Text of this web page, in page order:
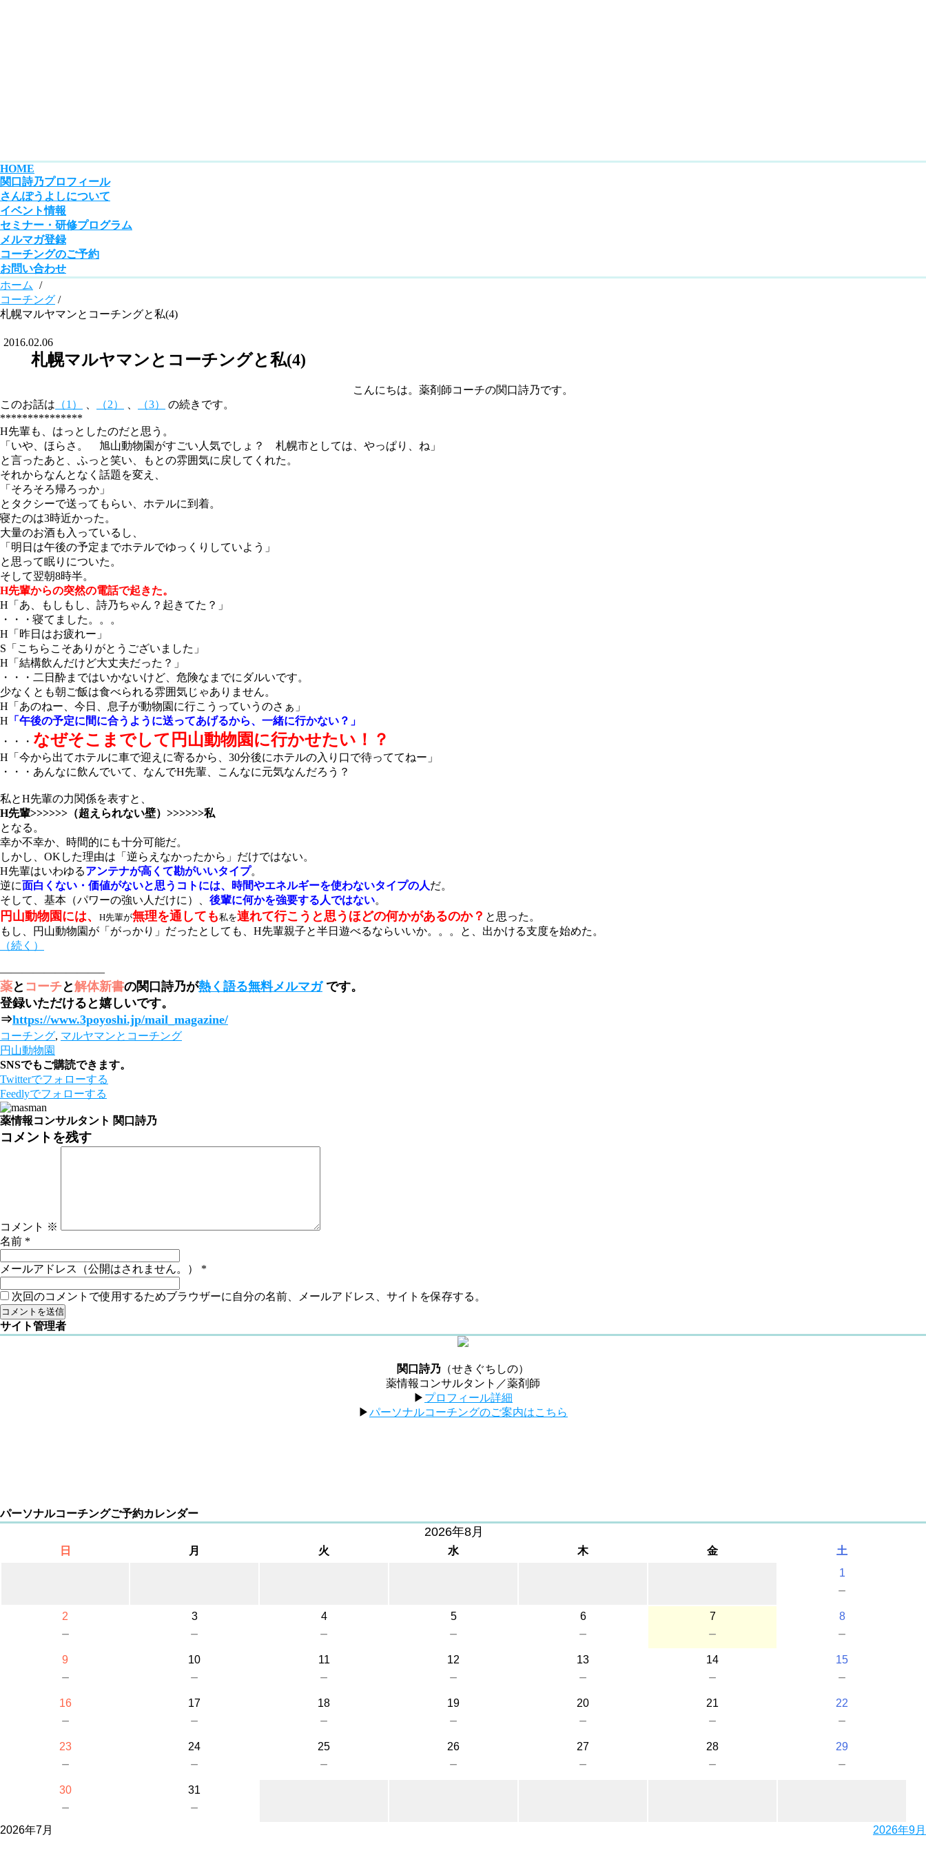
HOME
関口詩乃プロフィール
さんぽうよしについて
イベント情報
セミナー・研修プログラム
メルマガ登録
コーチングのご予約
お問い合わせ
ホーム
/
コーチング /
札幌マルヤマンとコーチングと私(4)
2016.02.06
札幌マルヤマンとコーチングと私(4)
こんにちは。薬剤師コーチの関口詩乃です。
このお話は （1） （2） （3）
の続きです。
***************
H先輩も、はっとしたのだと思う。
「いや、ほらさ。 旭山動物園がすごい人気でしょ？ 札幌市としては、やっぱり、ね」
と言ったあと、ふっと笑い、もとの雰囲気に戻してくれた。
それからなんとなく話題を変え、
「そろそろ帰ろっか」
とタクシーで送ってもらい、ホテルに到着。
寝たのは3時近かった。
大量のお酒も入っているし、
「明日は午後の予定までホテルでゆっくりしていよう」
と思って眠りについた。
そして翌朝8時半。
H先輩からの突然の電話で起きた。
H「あ、もしもし、詩乃ちゃん？起きてた？」
・・・寝てました。。。
H「昨日はお疲れー」
S「こちらこそありがとうございました」
H「結構飲んだけど大丈夫だった？」
・・・二日酔まではいかないけど、危険なまでにダルいです。
少なくとも朝ご飯は食べられる雰囲気じゃありません。
H「あのねー、今日、息子が動物園に行こうっていうのさぁ」
H 「午後の予定に間に合うように送ってあげるから、一緒に行かない？」
・・・ なぜそこまでして円山動物園に行かせたい！？
H「今から出てホテルに車で迎えに寄るから、30分後にホテルの入り口で待っててねー」
・・・あんなに飲んでいて、なんでH先輩、こんなに元気なんだろう？
私とH先輩の力関係を表すと、
H先輩>>>>>>（超えられない壁）>>>>>>私
となる。
幸か不幸か、時間的にも十分可能だ。
しかし、OKした理由は「逆らえなかったから」だけではない。
H先輩はいわゆるアンテナが高くて勘がいいタイプ。
逆に面白くない・価値がないと思うコトには、時間やエネルギーを使わないタイプの人だ。
そして、基本（パワーの強い人だけに）、 後輩に何かを強要する人ではない。
円山動物園には、 H先輩が無理を通しても私を連れて行こうと思うほどの何かがあるのか？ と思った。
もし、円山動物園が「がっかり」だったとしても、H先輩親子と半日遊べるならいいか。。。と、出かける支度を始めた。
（続く）
—————————–
薬と コーチと解体新書の関口詩乃が熱く語る無料メルマガです。
登録いただけると嬉しいです。
⇒https://www.3poyoshi.jp/mail_magazine/
コーチング, マルヤマンとコーチング
円山動物園
SNSでもご購読できます。
Twitterでフォローする
Feedlyでフォローする
薬情報コンサルタント 関口詩乃
コメントを残す
コメント ※
名前 *
メールアドレス（公開はされません。） *
次回のコメントで使用するためブラウザーに自分の名前、メールアドレス、サイトを保存する。
サイト管理者
関口詩乃 （せきぐちしの）
薬情報コンサルタント／薬剤師
▶︎ プロフィール詳細
▶︎パーソナルコーチングのご案内はこちら
パーソナルコーチングご予約カレンダー
2026年8月
日 月 火 水 木 金
土
1
－
2
－
3
－
4
－
5
－
6
－
7
－
8
－
9
－
10
－
11
－
12
－
13
－
14
－
15
－
16
－
17
－
18
－
19
－
20
－
21
－
22
－
23
－
24
－
25
－
26
－
27
－
28
－
29
－
30
－
31
－
2026年7月 2026年9月